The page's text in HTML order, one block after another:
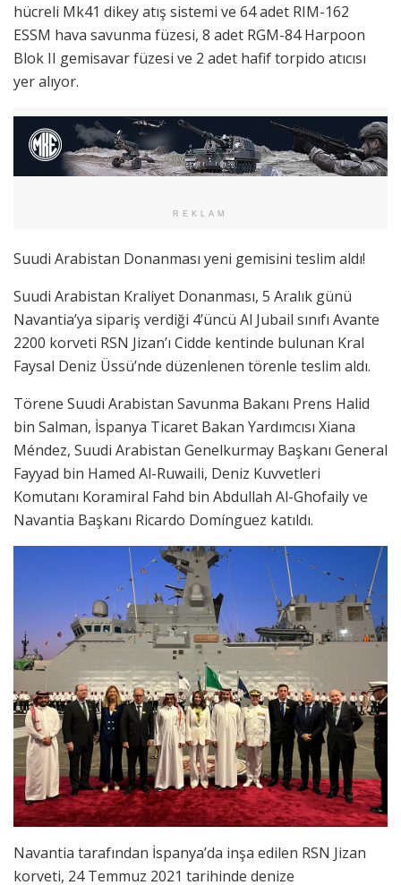
hücreli Mk41 dikey atış sistemi ve 64 adet RIM-162
ESSM hava savunma füzesi, 8 adet RGM-84 Harpoon
Blok II gemisavar füzesi ve 2 adet hafif torpido atıcısı
yer alıyor.
REKLAM
Suudi Arabistan Donanması yeni gemisini teslim aldı!
Suudi Arabistan Kraliyet Donanması, 5 Aralık günü
Navantia’ya sipariş verdiği 4’üncü Al Jubail sınıfı Avante
2200 korveti RSN Jizan’ı Cidde kentinde bulunan Kral
Faysal Deniz Üssü’nde düzenlenen törenle teslim aldı.
Törene Suudi Arabistan Savunma Bakanı Prens Halid
bin Salman, İspanya Ticaret Bakan Yardımcısı Xiana
Méndez, Suudi Arabistan Genelkurmay Başkanı General
Fayyad bin Hamed Al-Ruwaili, Deniz Kuvvetleri
Komutanı Koramiral Fahd bin Abdullah Al-Ghofaily ve
Navantia Başkanı Ricardo Domínguez katıldı.
Navantia tarafından İspanya’da inşa edilen RSN Jizan
korveti, 24 Temmuz 2021 tarihinde denize